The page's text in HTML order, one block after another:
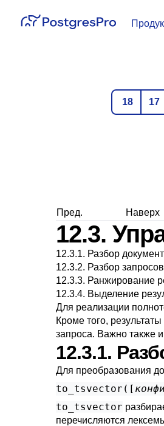
18
17
Пред.
Наверх
12.3.
12.3.1. Разбор
12.3.2. Разбор запросов
12.3.3. Ранжирование
12.3.4. Выделение
Для реализации
Кроме того,
запроса. Важно также
12.3.1.
Для преобразования
to_tsvector([
to_tsvector
перечисляются